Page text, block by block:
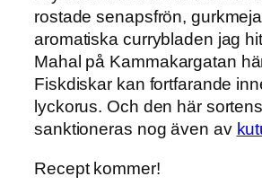
rostade senapsfrön,
aromatiska currybladen jag
Mahal på Kammakargatan
Fiskdiskar kan fortfarande
lyckorus. Och den här
sanktioneras nog även av
Recept kommer!